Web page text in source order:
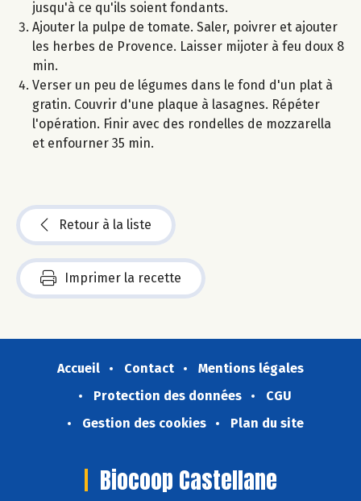
jusqu'à ce qu'ils soient fondants.
Ajouter la pulpe de tomate. Saler, poivrer et ajouter
les herbes de Provence. Laisser mijoter à feu doux 8
min.
Verser un peu de légumes dans le fond d'un plat à
gratin. Couvrir d'une plaque à lasagnes. Répéter
l'opération. Finir avec des rondelles de mozzarella
et enfourner 35 min.
Retour à la liste
Imprimer la recette
Accueil Contact
Mentions légales
Protection des données
CGU
Gestion des cookies
Plan du site
Biocoop Castellane